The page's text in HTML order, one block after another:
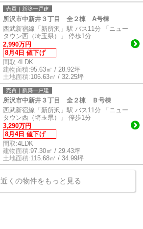
売買｜新築一戸建
所沢市中新井３丁目 全２棟 A号棟
西武新宿線「新所沢」駅 バス11分 「ニュー
タウン西（埼玉県）」 停歩1分
2,990万円
8月4日 値下げ
間取:4LDK
建物面積:95.63㎡ / 28.92坪
土地面積:106.63㎡ / 32.25坪
売買｜新築一戸建
所沢市中新井３丁目 全２棟 Ｂ号棟
西武新宿線「新所沢」駅 バス11分 「ニュー
タウン西（埼玉県）」 停歩1分
3,290万円
8月4日 値下げ
間取:4LDK
建物面積:97.30㎡ / 29.43坪
土地面積:115.68㎡ / 34.99坪
近くの物件をもっと見る